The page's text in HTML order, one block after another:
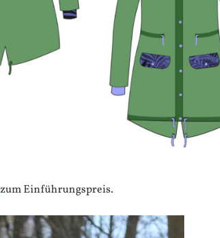
zum Einführungspreis.